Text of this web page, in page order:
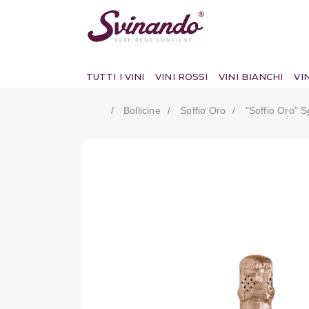
TUTTI I VINI VINI ROSSI VINI BIANCHI
Bollicine Soffio Oro "soffio Oro"
Il